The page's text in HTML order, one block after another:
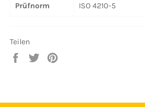
Prüfnorm ISO 4210-5
Teilen
Auf
Auf